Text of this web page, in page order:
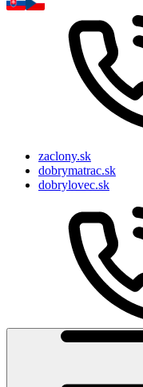
zaclony.sk
dobrymatrac.sk
dobrylovec.sk